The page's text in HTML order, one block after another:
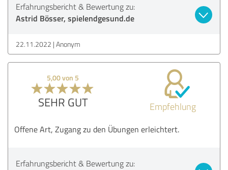
Erfahrungsbericht & Bewertung zu:
Astrid Bösser, spielendgesund.de
22.11.2022 Anonym
5,00 von 5
SEHR GUT Empfehlung
Offene Art, Zugang zu den Übungen erleichtert.
Erfahrungsbericht & Bewertung zu: